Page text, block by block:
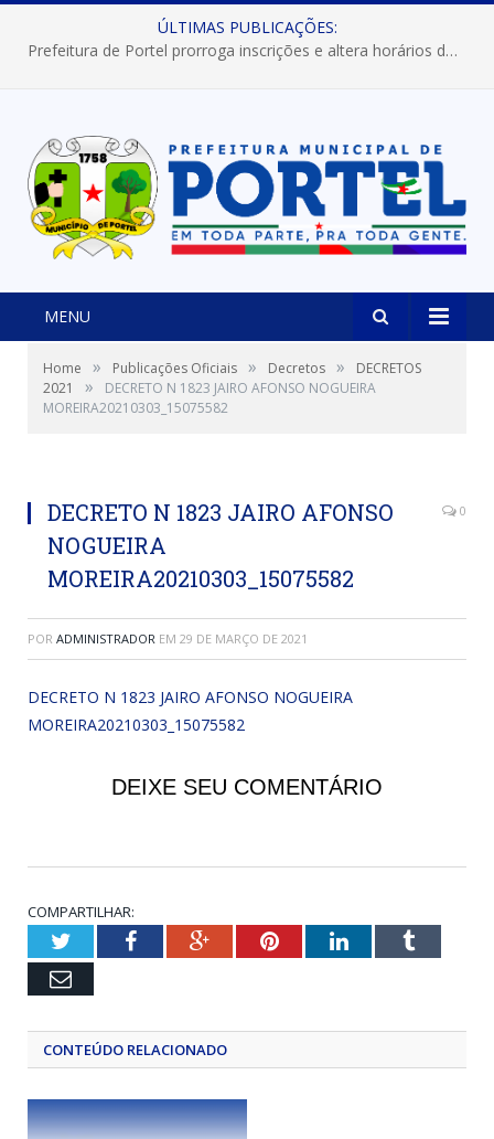
ÚLTIMAS PUBLICAÇÕES:
Prefeitura de Portel prorroga inscrições e altera horários dos concursos “Musa” e “Miss Mix Verão 2026”
MENU
Home » Publicações Oficiais » Decretos »
DECRETOS
2021
»
DECRETO N 1823 JAIRO AFONSO NOGUEIRA
MOREIRA20210303_15075582
DECRETO N 1823 JAIRO AFONSO
NOGUEIRA
MOREIRA20210303_15075582
0
POR ADMINISTRADOR EM 29 DE MARÇO DE 2021
DECRETO N 1823 JAIRO AFONSO NOGUEIRA
MOREIRA20210303_15075582
DEIXE SEU COMENTÁRIO
COMPARTILHAR:
TwitterFacebookGoogle+PinterestLinkedInTumblr
Email
CONTEÚDO RELACIONADO